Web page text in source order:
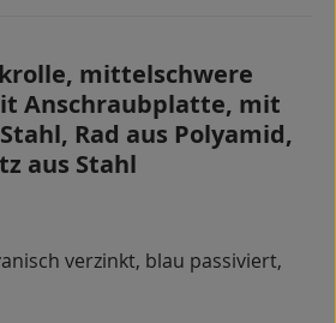
mittelschwere
Anschraubplatte, mit
Rad aus Polyamid,
aus Stahl
verzinkt, blau passiviert,